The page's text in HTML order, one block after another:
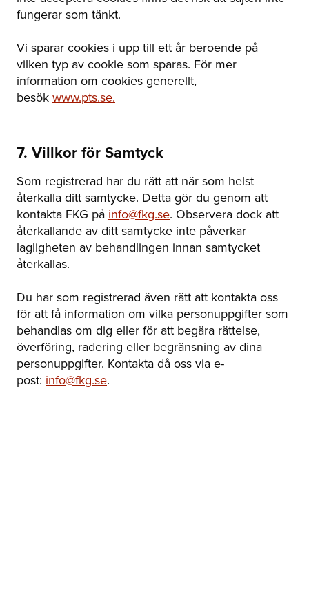
fungerar som tänkt.
Vi sparar cookies i upp till ett år beroende på
vilken typ av cookie som sparas. För mer
information om cookies generellt,
besök www.pts.se.
7. Villkor för Samtyck
Som registrerad har du rätt att när som helst
återkalla ditt samtycke. Detta gör du genom att
kontakta FKG på info@fkg.se. Observera dock att
återkallande av ditt samtycke inte påverkar
lagligheten av behandlingen innan samtycket
återkallas.
Du har som registrerad även rätt att kontakta oss
för att få information om vilka personuppgifter som
behandlas om dig eller för att begära rättelse,
överföring, radering eller begränsning av dina
personuppgifter. Kontakta då oss via e-
post: info@fkg.se.